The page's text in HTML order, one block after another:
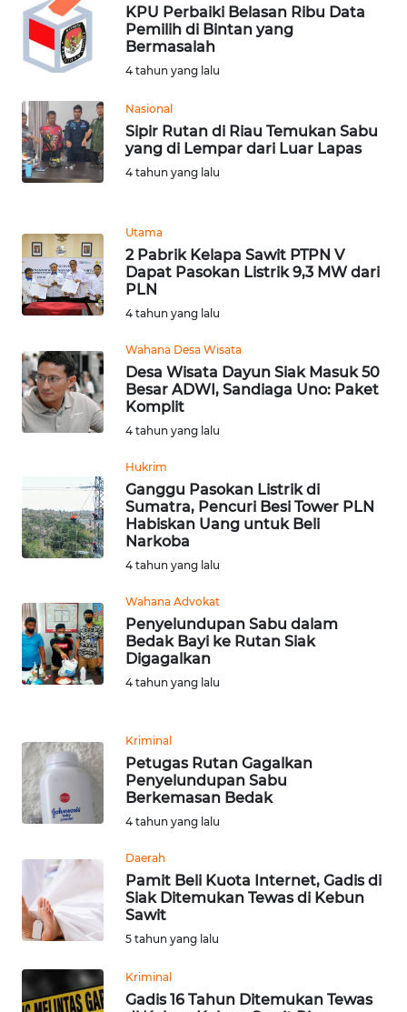
KPU Perbaiki Belasan Ribu Data
Pemilih di Bintan yang
Bermasalah
4 tahun yang lalu
Nasional
Sipir Rutan di Riau Temukan Sabu
yang di Lempar dari Luar Lapas
4 tahun yang lalu
Utama
2 Pabrik Kelapa Sawit PTPN V
Dapat Pasokan Listrik 9,3 MW dari
PLN
4 tahun yang lalu
Wahana Desa Wisata
Desa Wisata Dayun Siak Masuk 50
Besar ADWI, Sandiaga Uno: Paket
Komplit
4 tahun yang lalu
Hukrim
Ganggu Pasokan Listrik di
Sumatra, Pencuri Besi Tower PLN
Habiskan Uang untuk Beli
Narkoba
4 tahun yang lalu
Wahana Advokat
Penyelundupan Sabu dalam
Bedak Bayi ke Rutan Siak
Digagalkan
4 tahun yang lalu
Kriminal
Petugas Rutan Gagalkan
Penyelundupan Sabu
Berkemasan Bedak
4 tahun yang lalu
Daerah
Pamit Beli Kuota Internet, Gadis di
Siak Ditemukan Tewas di Kebun
Sawit
5 tahun yang lalu
Kriminal
Gadis 16 Tahun Ditemukan Tewas
SIMALUNGUN
WN
LABUHANBATU
WN
TAPANULI
TENGAH
SERDANG
WN
TEBING
TINGGI
WN
PAKPAK
WN
BEKASI
WN
DEPOK
UTARA
SAMOSIR
WN
PADANG
LAWAS
WN